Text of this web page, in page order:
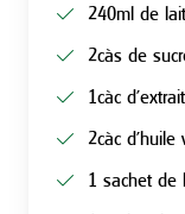
240ml de lait
2càs de
1càc
2càc d’huile
1 sachet de